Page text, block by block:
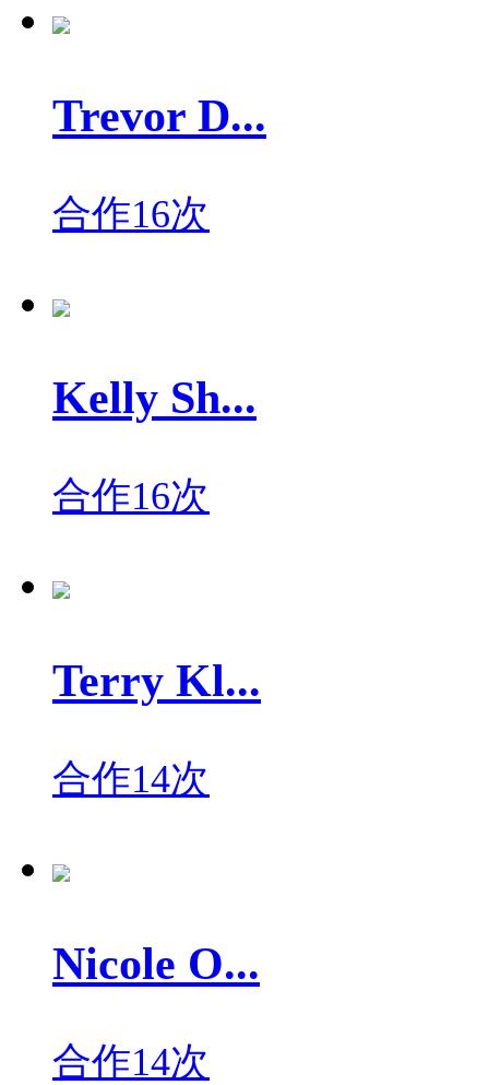
Trevor D...
合作16次
Kelly Sh...
合作16次
Terry Kl...
合作14次
Nicole O...
合作14次